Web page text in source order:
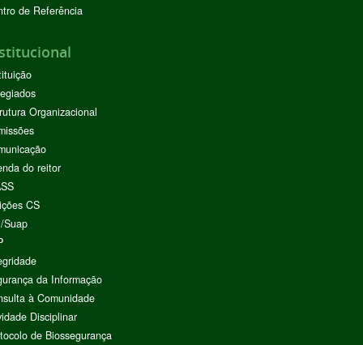
de Referência
Organizacional
do reitor
CS
Suap
da Informação
à Comunidade
Disciplinar
de Biossegurança